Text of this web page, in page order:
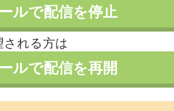
ルで配信を停止
れる方は
ルで配信を再開